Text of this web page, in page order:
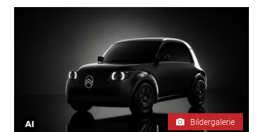
Bildergalerie